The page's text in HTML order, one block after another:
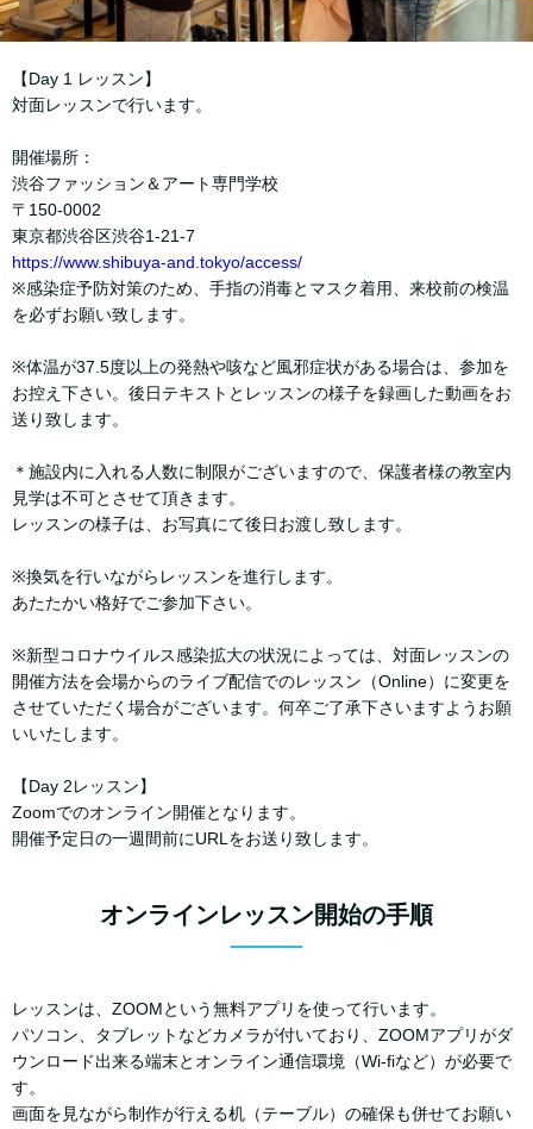
【Day 1 レッスン】
対面レッスンで行います。
開催場所：
渋谷ファッション＆アート専門学校
〒150-0002
東京都渋谷区渋谷1-21-7
https://www.shibuya-and.tokyo/access/
※感染症予防対策のため、手指の消毒とマスク着用、来校前の検温
を必ずお願い致します。
※体温が37.5度以上の発熱や咳など風邪症状がある場合は、参加を
お控え下さい。後日テキストとレッスンの様子を録画した動画をお
送り致します。
＊施設内に入れる人数に制限がございますので、保護者様の教室内
見学は不可とさせて頂きます。
レッスンの様子は、お写真にて後日お渡し致します。
※換気を行いながらレッスンを進行します。
あたたかい格好でご参加下さい。
※新型コロナウイルス感染拡大の状況によっては、対面レッスンの
開催方法を会場からのライブ配信でのレッスン（Online）に変更を
させていただく場合がございます。何卒ご了承下さいますようお願
いいたします。
【Day 2レッスン】
Zoomでのオンライン開催となります。
開催予定日の一週間前にURLをお送り致します。
オンラインレッスン開始の手順
レッスンは、ZOOMという無料アプリを使って行います。
パソコン、タブレットなどカメラが付いており、ZOOMアプリがダ
ウンロード出来る端末とオンライン通信環境（Wi-fiなど）が必要で
す。
画面を見ながら制作が行える机（テーブル）の確保も併せてお願い